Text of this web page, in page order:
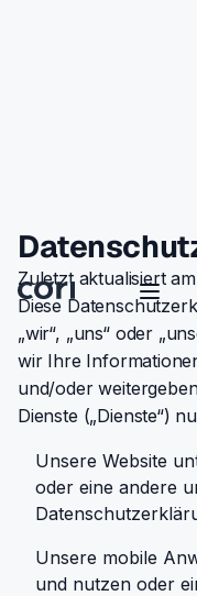
Zuletzt aktualisiert
Diese
„wir“, „uns“ oder
wir Ihre
und/oder
Dienste („Dienste“)
Unsere Website
oder eine andere
Unsere mobile
und nutzen oder